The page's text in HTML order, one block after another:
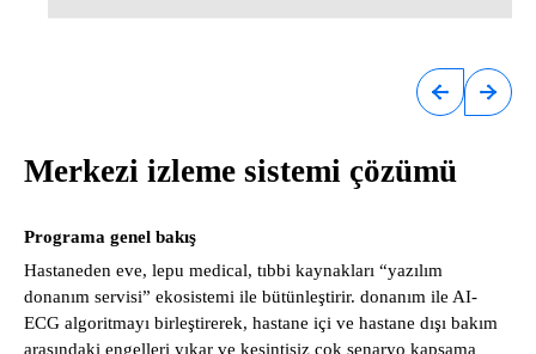
Merkezi izleme sistemi çözümü
Programa genel bakış
Hastaneden eve, lepu medical, tıbbi kaynakları “yazılım
donanım servisi” ekosistemi ile bütünleştirir. donanım ile AI-
ECG algoritmayı birleştirerek, hastane içi ve hastane dışı bakım
arasındaki engelleri yıkar ve kesintisiz çok senaryo kapsama